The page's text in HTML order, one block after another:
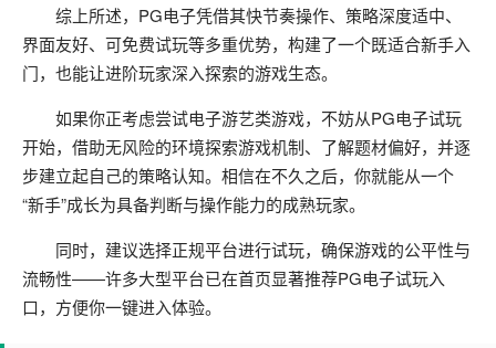
综上所述，PG电子凭借其快节奏操作、策略深度适中、
界面友好、可免费试玩等多重优势，构建了一个既适合新手入
门，也能让进阶玩家深入探索的游戏生态。
如果你正考虑尝试电子游艺类游戏，不妨从PG电子试玩
开始，借助无风险的环境探索游戏机制、了解题材偏好，并逐
步建立起自己的策略认知。相信在不久之后，你就能从一个
“新手”成长为具备判断与操作能力的成熟玩家。
同时，建议选择正规平台进行试玩，确保游戏的公平性与
流畅性——许多大型平台已在首页显著推荐PG电子试玩入
口，方便你一键进入体验。